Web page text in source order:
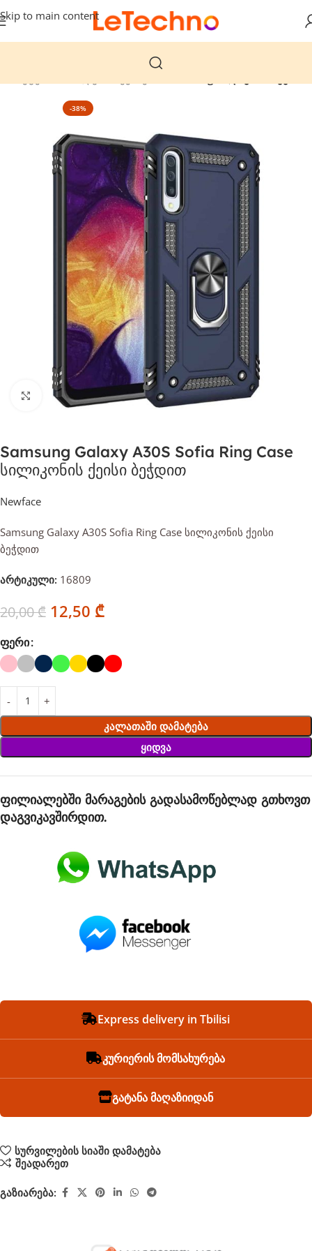
Skip to main content
-38%
დააჭირეთ გასადიდებლად
Samsung Galaxy A30S Sofia Ring Case
სილიკონის ქეისი ბეჭდით
Newface
Samsung Galaxy A30S Sofia Ring Case სილიკონის ქეისი
ბეჭდით
არტიკული: 16809
20,00₾ 12,50 ₾
ᲤᲔᲠᲘ
Კალათაში Დამატება
Ყიდვა
ფილიალებში მარაგების გადასამოწებლად გთხოვთ
დაგვიკავშირდით.
Express delivery in Tbilisi
კურიერის მომსახურება
გატანა მაღაზიიდან
სურვილების სიაში დამატება
შეადარეთ
გაზიარება: